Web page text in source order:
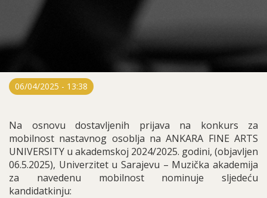
06/04/2025 - 13:38
Na osnovu dostavljenih prijava na konkurs za
mobilnost nastavnog osoblja na ANKARA FINE ARTS
UNIVERSITY u akademskoj 2024/2025. godini, (objavljen
06.5.2025), Univerzitet u Sarajevu – Muzička akademija
za navedenu mobilnost nominuje sljedeću
kandidatkinju: